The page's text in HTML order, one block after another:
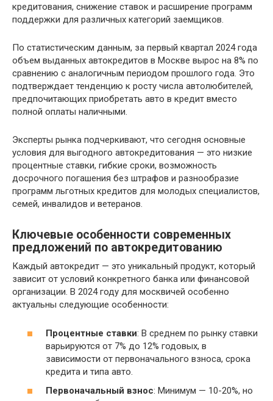
кредитования, снижение ставок и расширение программ
поддержки для различных категорий заемщиков.
По статистическим данным, за первый квартал 2024 года
объем выданных автокредитов в Москве вырос на 8% по
сравнению с аналогичным периодом прошлого года. Это
подтверждает тенденцию к росту числа автолюбителей,
предпочитающих приобретать авто в кредит вместо
полной оплаты наличными.
Эксперты рынка подчеркивают, что сегодня основные
условия для выгодного автокредитования — это низкие
процентные ставки, гибкие сроки, возможность
досрочного погашения без штрафов и разнообразие
программ льготных кредитов для молодых специалистов,
семей, инвалидов и ветеранов.
Ключевые особенности современных
предложений по автокредитованию
Каждый автокредит — это уникальный продукт, который
зависит от условий конкретного банка или финансовой
организации. В 2024 году для москвичей особенно
актуальны следующие особенности:
Процентные ставки: В среднем по рынку ставки
варьируются от 7% до 12% годовых, в
зависимости от первоначального взноса, срока
кредита и типа авто.
Первоначальный взнос: Минимум — 10-20%, но